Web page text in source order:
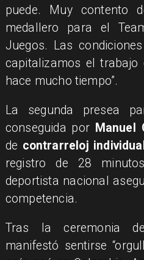
puede. Muy contento
medallero para el
Juegos. Las
capitalizamos el trabajo
hace mucho tiempo”.
La segunda presea
conseguida por Manuel
de contrarreloj individual
registro de 28
deportista nacional
competencia.
Tras la ceremonia
manifestó sentirse